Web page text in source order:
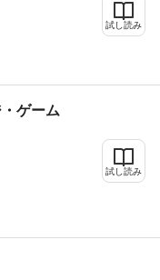
試し読み
ゲーム
試し読み